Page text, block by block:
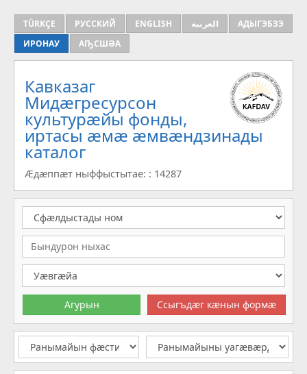
TÜRKÇE РУССКИЙ ENGLISH العربية
АДЫГЭБЗЭ
ИРОНАУ
АҦСШӘА
Кавказаг
Мидæгресурсон
культурæйы фонды,
иртасы æмæ æмвæндзинады
каталог
Æдæппæт ныффыстытае: : 14287